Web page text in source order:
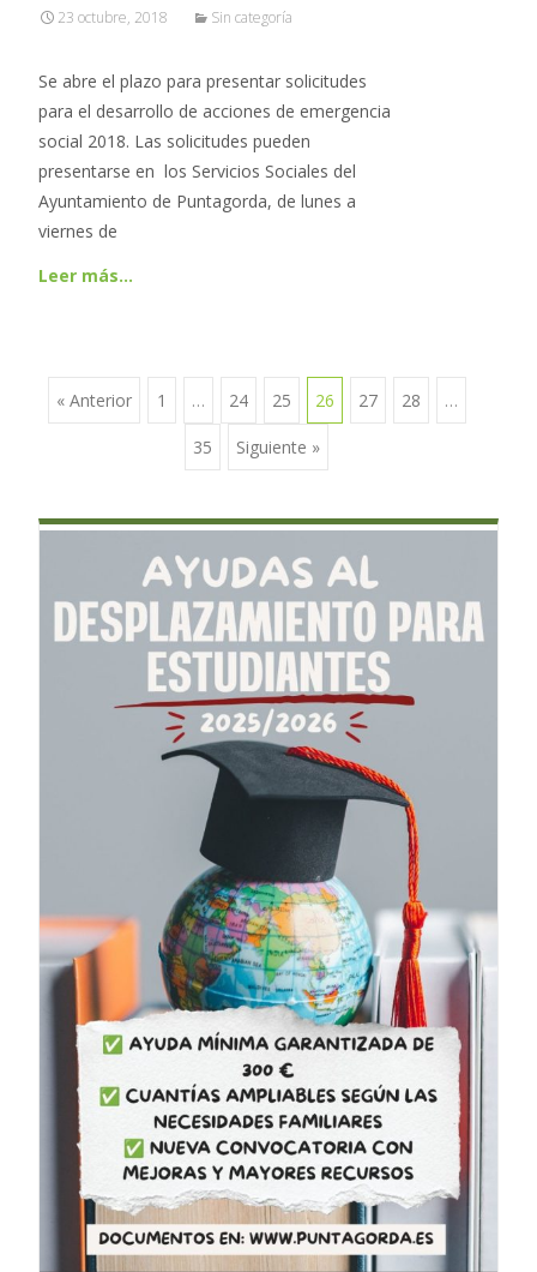
23 octubre, 2018 Sin categoría
Se abre el plazo para presentar solicitudes
para el desarrollo de acciones de emergencia
social 2018. Las solicitudes pueden
presentarse en los Servicios Sociales del
Ayuntamiento de Puntagorda, de lunes a
viernes de
Leer más…
Ir a las entradas
« Anterior 1 … 24 25 26 27 28 …
35 Siguiente »